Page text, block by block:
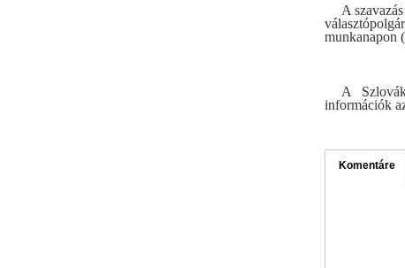
A
munkanapon
A
információk
Komentáre